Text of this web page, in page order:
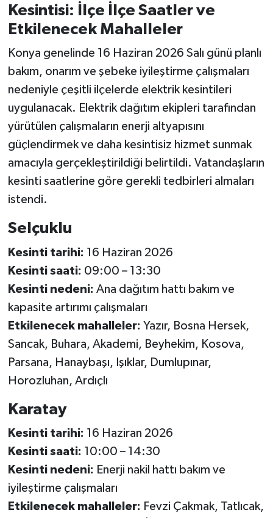
Kesintisi: İlçe İlçe Saatler ve
Etkilenecek Mahalleler
Konya genelinde 16 Haziran 2026 Salı günü planlı
bakım, onarım ve şebeke iyileştirme çalışmaları
nedeniyle çeşitli ilçelerde elektrik kesintileri
uygulanacak. Elektrik dağıtım ekipleri tarafından
yürütülen çalışmaların enerji altyapısını
güçlendirmek ve daha kesintisiz hizmet sunmak
amacıyla gerçekleştirildiği belirtildi. Vatandaşların
kesinti saatlerine göre gerekli tedbirleri almaları
istendi.
Selçuklu
Kesinti tarihi: 16 Haziran 2026
Kesinti saati: 09:00 – 13:30
Kesinti nedeni: Ana dağıtım hattı bakım ve
kapasite artırımı çalışmaları
Etkilenecek mahalleler: Yazır, Bosna Hersek,
Sancak, Buhara, Akademi, Beyhekim, Kosova,
Parsana, Hanaybaşı, Işıklar, Dumlupınar,
Horozluhan, Ardıçlı
Karatay
Kesinti tarihi: 16 Haziran 2026
Kesinti saati: 10:00 – 14:30
Kesinti nedeni: Enerji nakil hattı bakım ve
iyileştirme çalışmaları
Etkilenecek mahalleler: Fevzi Çakmak, Tatlıcak,